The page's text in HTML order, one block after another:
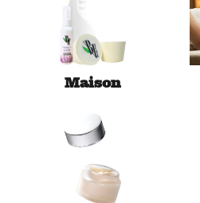
Maison